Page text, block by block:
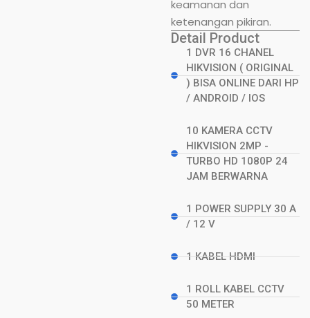
keamanan dan
ketenangan pikiran.
Detail Product
1 DVR 16 CHANEL
HIKVISION ( ORIGINAL
) BISA ONLINE DARI HP
/ ANDROID / IOS
10 KAMERA CCTV
HIKVISION 2MP -
TURBO HD 1080P 24
JAM BERWARNA
1 POWER SUPPLY 30 A
/ 12 V
1 KABEL HDMI
1 ROLL KABEL CCTV
50 METER